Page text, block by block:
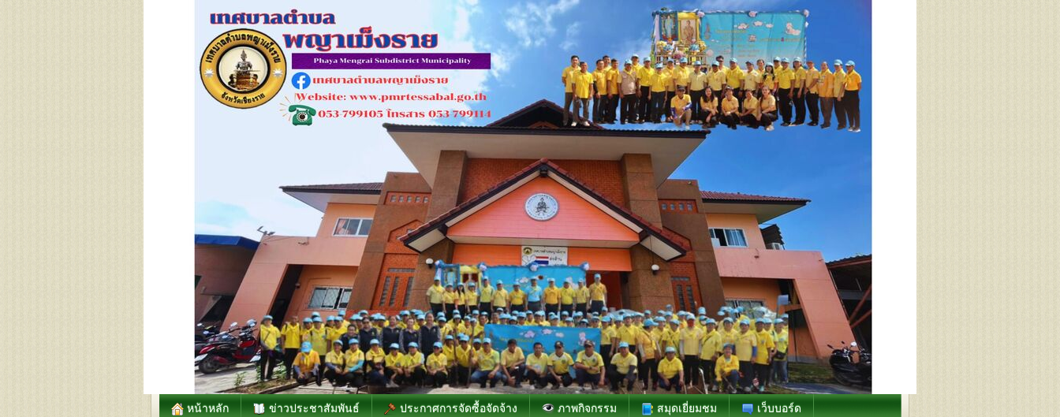
หน้าหลัก ข่าวประชาสัมพันธ์ ประกาศการจัดซื้อจัดจ้าง ภาพกิจกรรม สมุดเยี่ยมชม เว็บบอร์ด